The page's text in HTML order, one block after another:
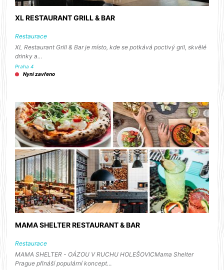
XL RESTAURANT GRILL & BAR
Restaurace
XL Restaurant Grill & Bar je místo, kde se potkává poctivý gril, skvělé
drinky a…
Praha 4
Nyní zavřeno
MAMA SHELTER RESTAURANT & BAR
Restaurace
MAMA SHELTER - OÁZOU V RUCHU HOLEŠOVICMama Shelter
Prague přináší populární koncept…